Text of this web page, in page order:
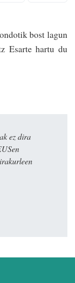
bost lagun
Esarte hartu du
ez dira